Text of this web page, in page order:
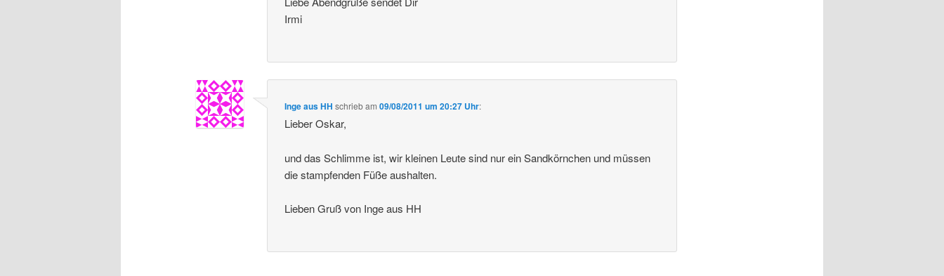
Irmi
Inge aus HH schriebam09/08/2011 um 20:27 Uhr:
Lieber Oskar,
und das Schlimme ist, wir kleinen Leute sind nur ein Sandkörnchen und müssen
die stampfenden Füße aushalten.
Lieben Gruß von Inge aus HH